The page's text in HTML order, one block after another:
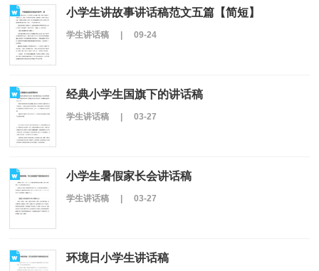
小学生讲故事讲话稿范文五篇【简短】
学生讲话稿 09-24
经典小学生国旗下的讲话稿
学生讲话稿 03-27
小学生暑假家长会讲话稿
学生讲话稿 03-27
环境日小学生讲话稿